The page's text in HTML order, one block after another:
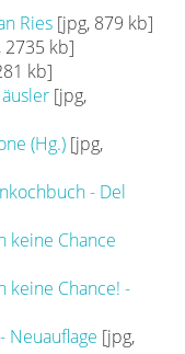
Ries[jpg, 879 kb]
2735 kb]
kb]
[jpg,
(Hg.)[jpg,
- Del
keine Chance
keine Chance! -
Neuauflage [jpg,